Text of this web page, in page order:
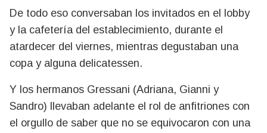
De todo eso conversaban los invitados en el lobby
y la cafetería del establecimiento, durante el
atardecer del viernes, mientras degustaban una
copa y alguna delicatessen.
Y los hermanos Gressani (Adriana, Gianni y
Sandro) llevaban adelante el rol de anfitriones con
el orgullo de saber que no se equivocaron con una